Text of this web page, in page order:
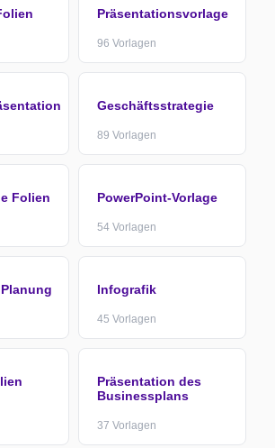
Präsentationsvorlage
96 Vorlagen
Geschäftsstrategie
89 Vorlagen
Folien PowerPoint-Vorlage
54 Vorlagen
Infografik
45 Vorlagen
Präsentation des
Businessplans
37 Vorlagen